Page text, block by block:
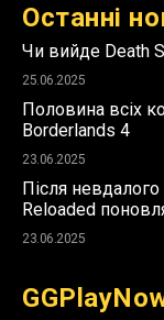
Останні
Чи вийде Death
25.06.2025
Половина всіх
Borderlands 4
23.06.2025
Після невдалого
Reloaded
23.06.2025